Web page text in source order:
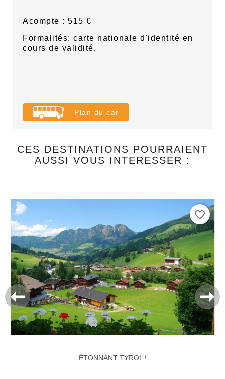
Acompte : 515 €
Formalités: carte nationale d'identité en
cours de validité.
Plan du car
CES DESTINATIONS POURRAIENT
AUSSI VOUS INTERESSER :
ÉTONNANT TYROL !
favorite_border